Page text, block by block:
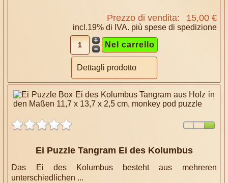
Prezzo di vendita: 15,00 €
incl.19% di IVA. più spese di spedizione
Dettagli prodotto
Ei Puzzle Tangram Ei des Kolumbus
Das Ei des Kolumbus besteht aus mehreren
unterschiedlichen ...